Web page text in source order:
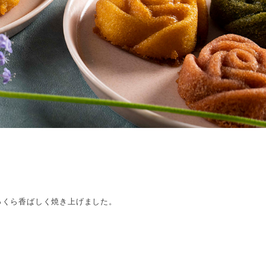
ら香ばしく焼き上げました。